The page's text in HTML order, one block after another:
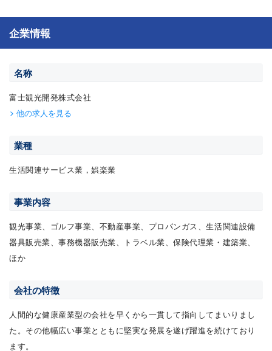
企業情報
名称
富士観光開発株式会社
他の求人を見る
業種
生活関連サービス業，娯楽業
事業内容
観光事業、ゴルフ事業、不動産事業、プロパンガス、生活関連設備
器具販売業、事務機器販売業、トラベル業、保険代理業・建築業、
ほか
会社の特徴
人間的な健康産業型の会社を早くから一貫して指向してまいりまし
た。その他幅広い事業とともに堅実な発展を遂げ躍進を続けており
ます。